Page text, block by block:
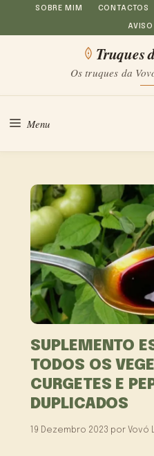
Saltar
para
conteúdo
SOBRE MIM CONTACTOS
Truques
Os truques da
Menu
SUPLEMENTO
TODOS OS
CURGETES E
DUPLICADOS
19 Dezembro 2023 por Vovó